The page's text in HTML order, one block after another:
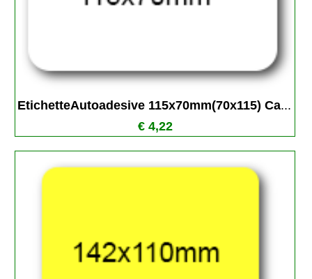
EtichetteAutoadesive 115x70mm(70x115) Ca...
€ 4,22